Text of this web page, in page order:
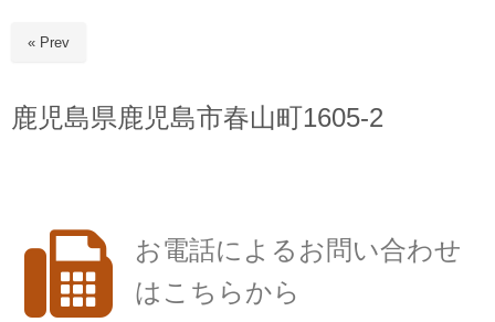
« Prev
鹿児島県鹿児島市春山町1605-2
お電話によるお問い合わせ
はこちらから